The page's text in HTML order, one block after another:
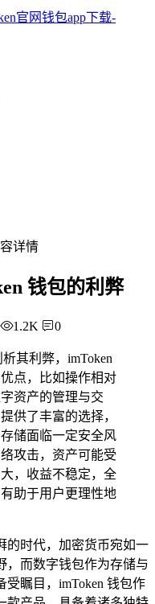
详情
钱包的利弊
1.2K 0
其利弊，imToken
点，比如操作相对
资产的管理与交
供了丰富的选择，
储面临一定安全风
攻击，资产可能受
，收益不稳定，全
助于用户更理性地
的时代，加密货币宛如一
，而数字钱包作为存储与
瞩目，imToken 钱包作